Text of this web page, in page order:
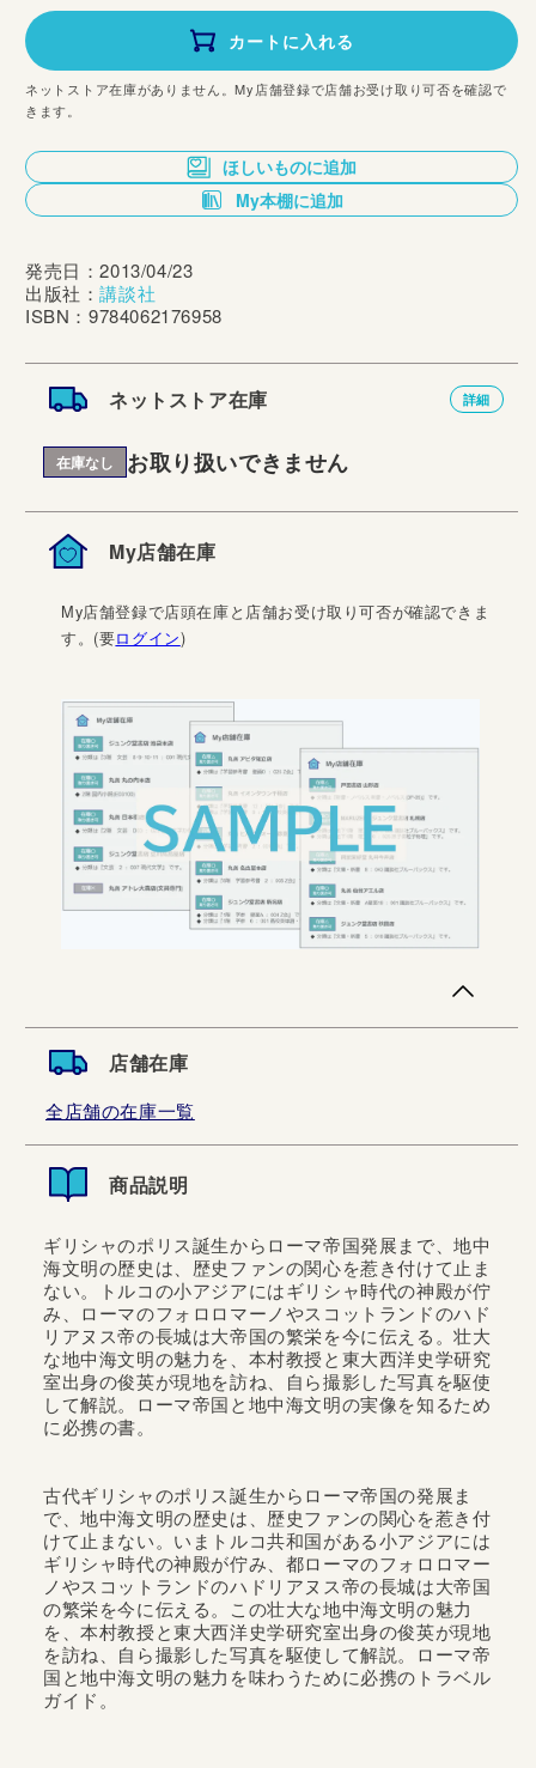
価
格
カートに入れる
ネットストア在庫がありません。My店舗登録で店舗お受け取り可否を確認で
きます。
ほしいものに追加
My本棚に追加
発売日：2013/04/23
出版社：講談社
ISBN：9784062176958
ネットストア在庫 詳細
在庫なし お取り扱いできません
My店舗在庫
My店舗登録で店頭在庫と店舗お受け取り可否が確認できま
す。(要ログイン)
店舗在庫
全店舗の在庫一覧
商品説明
ギリシャのポリス誕生からローマ帝国発展まで、地中
海文明の歴史は、歴史ファンの関心を惹き付けて止ま
ない。トルコの小アジアにはギリシャ時代の神殿が佇
み、ローマのフォロロマーノやスコットランドのハド
リアヌス帝の長城は大帝国の繁栄を今に伝える。壮大
な地中海文明の魅力を、本村教授と東大西洋史学研究
室出身の俊英が現地を訪ね、自ら撮影した写真を駆使
して解説。ローマ帝国と地中海文明の実像を知るため
に必携の書。
古代ギリシャのポリス誕生からローマ帝国の発展ま
で、地中海文明の歴史は、歴史ファンの関心を惹き付
けて止まない。いまトルコ共和国がある小アジアには
ギリシャ時代の神殿が佇み、都ローマのフォロロマー
ノやスコットランドのハドリアヌス帝の長城は大帝国
の繁栄を今に伝える。この壮大な地中海文明の魅力
を、本村教授と東大西洋史学研究室出身の俊英が現地
を訪ね、自ら撮影した写真を駆使して解説。ローマ帝
国と地中海文明の魅力を味わうために必携のトラベル
ガイド。